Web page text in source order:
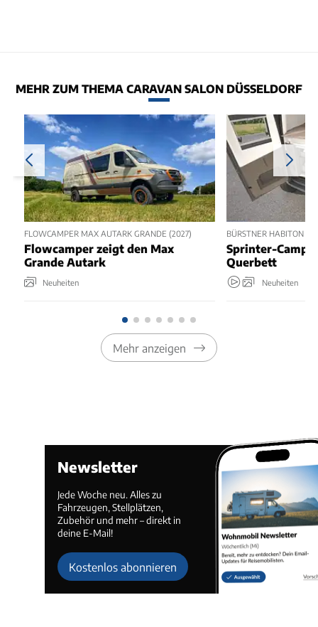
MEHR ZUM THEMA CARAVAN SALON DÜSSELDORF
FLOWCAMPER MAX AUTARK GRANDE (2027)
Flowcamper zeigt den Max
Grande Autark
Neuheiten
BÜRSTNER HABITON 6.1
Sprinter-
Querbett
Neuheiten
Mehr anzeigen
Newsletter
Jede Woche neu. Alles zu
Fahrzeugen, Stellplätzen,
Zubehör und mehr – direkt in
deine E-Mail!
Kostenlos abonnieren